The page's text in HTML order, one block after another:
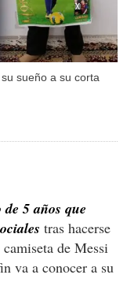
sueño a su corta
X
X
5 años que
tras hacerse
de Messi
va a conocer a su